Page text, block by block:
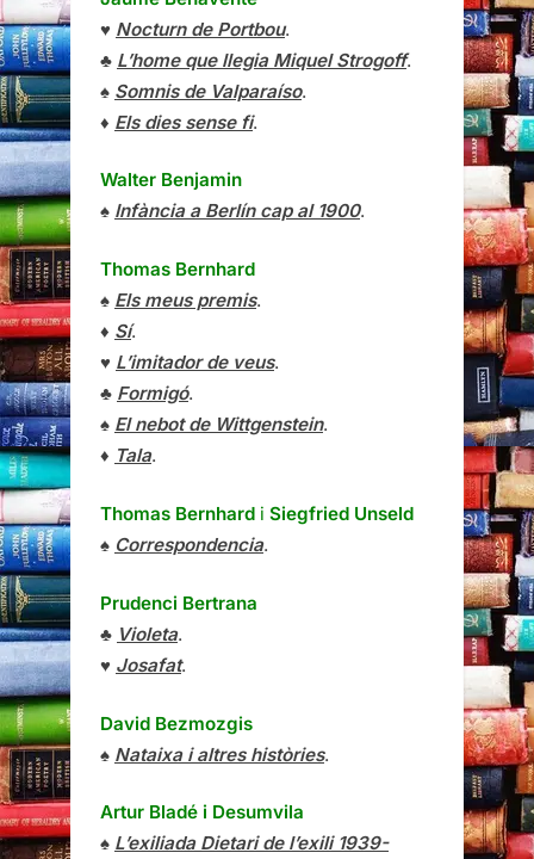
♥ Nocturn de Portbou.
♣ L’home que llegia Miquel Strogoff.
♠ Somnis de Valparaíso.
♦ Els dies sense fi.
Walter Benjamin
♠ Infància a Berlín cap al 1900.
Thomas Bernhard
♠ Els meus premis.
♦ Sí.
♥ L’imitador de veus.
♣ Formigó.
♠ El nebot de Wittgenstein.
♦ Tala.
Thomas Bernhard i Siegfried Unseld
♠ Correspondencia.
Prudenci Bertrana
♣ Violeta.
♥ Josafat.
David Bezmozgis
♠ Nataixa i altres històries.
Artur Bladé i Desumvila
♠ L’exiliada Dietari de l’exili 1939-